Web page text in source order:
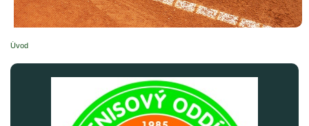
Úvod